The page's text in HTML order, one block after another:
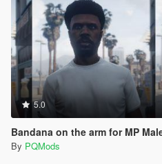
5.0
Bandana on the arm for MP
By PQMods